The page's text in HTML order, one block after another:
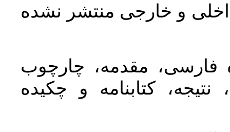
و خارجی منتشر نشده
فارسی، مقدمه، چارچوب
کتابنامه و چکیده